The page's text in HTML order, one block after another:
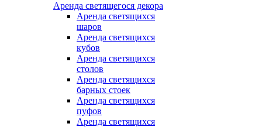
Аренда светящегося декора
Аренда светящихся
шаров
Аренда светящихся
кубов
Аренда светящихся
столов
Аренда светящихся
барных стоек
Аренда светящихся
пуфов
Аренда светящихся